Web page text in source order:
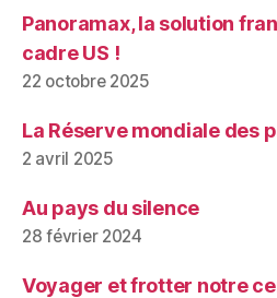
Panoramax, la solution
cadre US !
22 octobre 2025
La Réserve mondiale des
2 avril 2025
Au pays du silence
28 février 2024
Voyager et frotter notre